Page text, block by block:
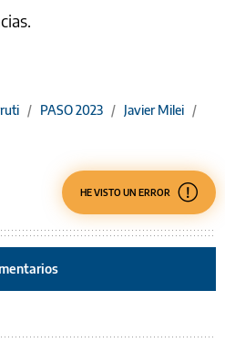
/ PASO 2023 / Javier Milei /
HE VISTO UN ERROR